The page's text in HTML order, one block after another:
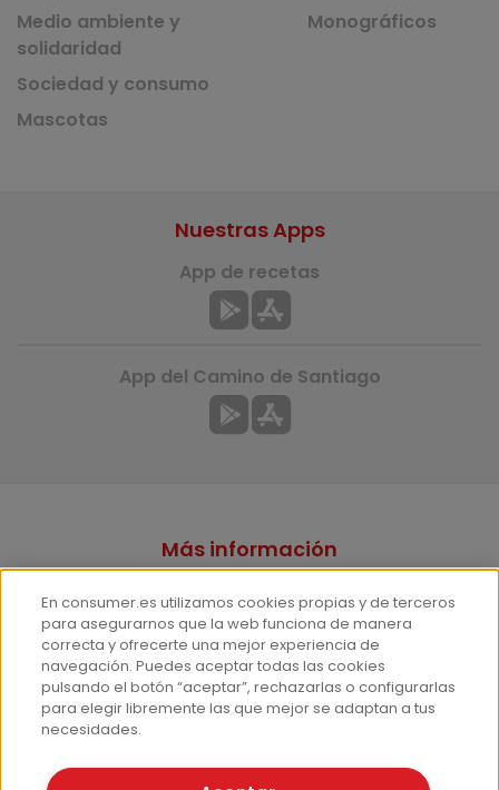
Medio ambiente y
solidaridad
Sociedad y consumo
Mascotas
Monográficos
Más información
Hemeroteca
Contacto
Prensa
Corpus Lingüístico Consumer
Nuestras Apps
App de recetas
App del Camino de Santiago
© Fundación EROSKI
En consumer.es utilizamos cookies propias y de terceros
para asegurarnos que la web funciona de manera
correcta y ofrecerte una mejor experiencia de
navegación. Puedes aceptar todas las cookies
pulsando el botón “aceptar”, rechazarlas o configurarlas
para elegir libremente las que mejor se adaptan a tus
necesidades.